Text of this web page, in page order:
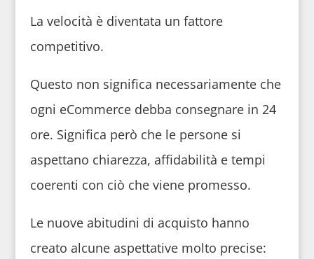
La velocità è diventata un fattore
competitivo.
Questo non significa necessariamente che
ogni eCommerce debba consegnare in 24
ore. Significa però che le persone si
aspettano chiarezza, affidabilità e tempi
coerenti con ciò che viene promesso.
Le nuove abitudini di acquisto hanno
creato alcune aspettative molto precise: